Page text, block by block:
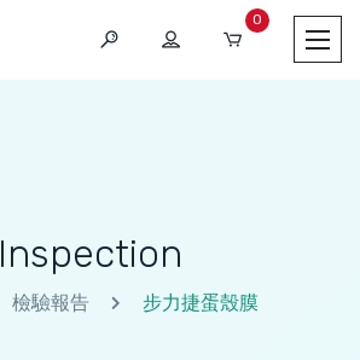
0
Inspection
檢驗報告 步力捷蛋殼膜